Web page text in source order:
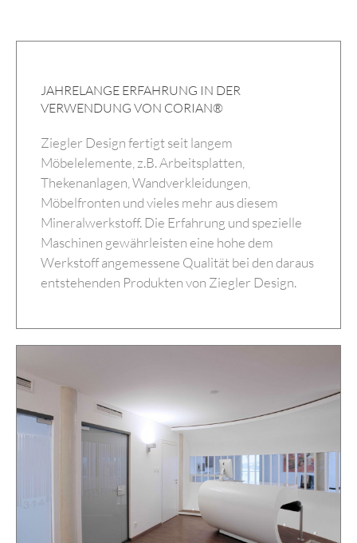
JAHRELANGE ERFAHRUNG IN DER
VERWENDUNG VON CORIAN®
Ziegler Design fertigt seit langem
Möbelelemente, z.B. Arbeitsplatten,
Thekenanlagen, Wandverkleidungen,
Möbelfronten und vieles mehr aus diesem
Mineralwerkstoff. Die Erfahrung und spezielle
Maschinen gewährleisten eine hohe dem
Werkstoff angemessene Qualität bei den daraus
entstehenden Produkten von Ziegler Design.